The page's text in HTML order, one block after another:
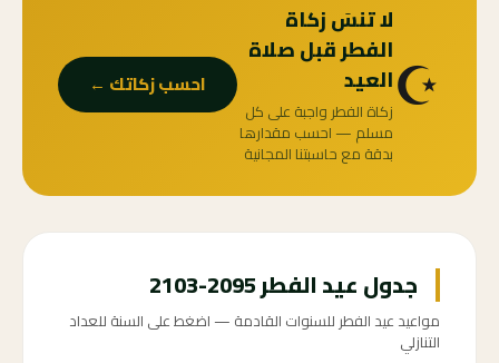
☪️
لا تنسَ زكاة
الفطر قبل صلاة
العيد
زكاة الفطر واجبة على كل
مسلم — احسب مقدارها
بدقة مع حاسبتنا المجانية
احسب زكاتك ←
جدول عيد الفطر 2095-2103
مواعيد عيد الفطر للسنوات القادمة — اضغط على السنة للعداد
التنازلي